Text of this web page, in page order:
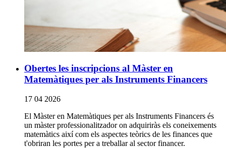
Obertes les inscripcions al Màster en
Matemàtiques per als Instruments Financers
17 04 2026
El Màster en Matemàtiques per als Instruments Financers és
un màster professionalitzador on adquiriràs els coneixements
matemàtics així com els aspectes teòrics de les finances que
t'obriran les portes per a treballar al sector financer.